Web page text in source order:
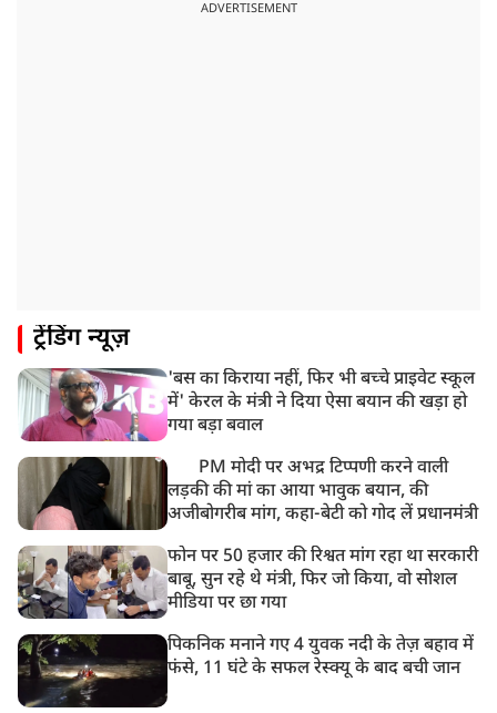
ADVERTISEMENT
ट्रेंडिंग न्यूज़
'बस का किराया नहीं, फिर भी बच्चे प्राइवेट स्कूल
में' केरल के मंत्री ने दिया ऐसा बयान की खड़ा हो
गया बड़ा बवाल
PM मोदी पर अभद्र टिप्पणी करने वाली
लड़की की मां का आया भावुक बयान, की
अजीबोगरीब मांग, कहा-बेटी को गोद लें प्रधानमंत्री
फोन पर 50 हजार की रिश्वत मांग रहा था सरकारी
बाबू, सुन रहे थे मंत्री, फिर जो किया, वो सोशल
मीडिया पर छा गया
पिकनिक मनाने गए 4 युवक नदी के तेज़ बहाव में
फंसे, 11 घंटे के सफल रेस्क्यू के बाद बची जान